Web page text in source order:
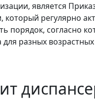
является
регулярно
порядок, согласно
для разных